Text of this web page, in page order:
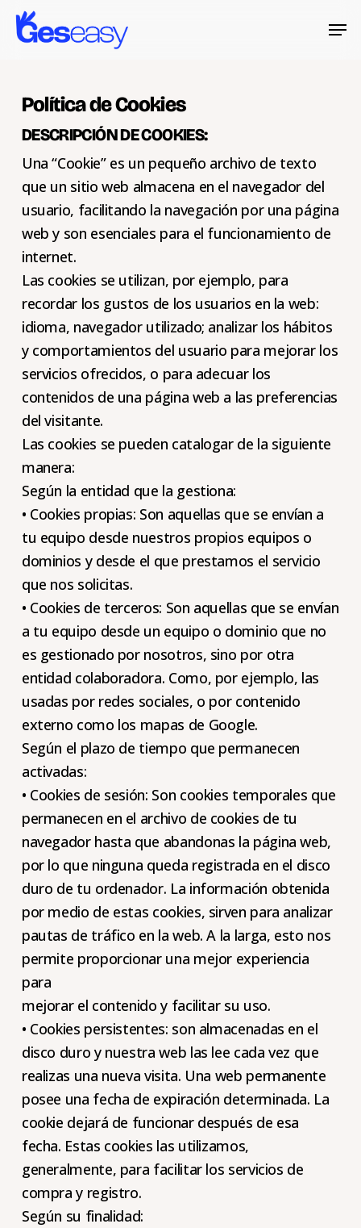
Skip
Política de Cookies
DESCRIPCIÓN DE COOKIES:
Una “Cookie” es un pequeño archivo de texto
que un sitio web almacena en el navegador del
usuario, facilitando la navegación por una página
web y son esenciales para el funcionamiento de
internet.
Las cookies se utilizan, por ejemplo, para
recordar los gustos de los usuarios en la web:
idioma, navegador utilizado; analizar los hábitos
y comportamientos del usuario para mejorar los
servicios ofrecidos, o para adecuar los
contenidos de una página web a las preferencias
del visitante.
Las cookies se pueden catalogar de la siguiente
manera:
Según la entidad que la gestiona:
• Cookies propias: Son aquellas que se envían a
tu equipo desde nuestros propios equipos o
dominios y desde el que prestamos el servicio
que nos solicitas.
• Cookies de terceros: Son aquellas que se envían
a tu equipo desde un equipo o dominio que no
es gestionado por nosotros, sino por otra
entidad colaboradora. Como, por ejemplo, las
usadas por redes sociales, o por contenido
externo como los mapas de Google.
Según el plazo de tiempo que permanecen
activadas:
• Cookies de sesión: Son cookies temporales que
permanecen en el archivo de cookies de tu
navegador hasta que abandonas la página web,
por lo que ninguna queda registrada en el disco
duro de tu ordenador. La información obtenida
por medio de estas cookies, sirven para analizar
pautas de tráfico en la web. A la larga, esto nos
permite proporcionar una mejor experiencia
para
mejorar el contenido y facilitar su uso.
• Cookies persistentes: son almacenadas en el
disco duro y nuestra web las lee cada vez que
realizas una nueva visita. Una web permanente
posee una fecha de expiración determinada. La
cookie dejará de funcionar después de esa
fecha. Estas cookies las utilizamos,
generalmente, para facilitar los servicios de
compra y registro.
Según su finalidad: